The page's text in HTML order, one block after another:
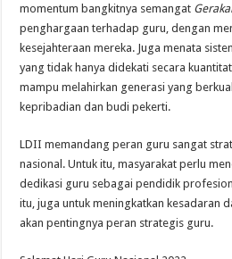
momentum bangkitnya semangat
penghargaan terhadap guru, dengan
kesejahteraan mereka. Juga menata
yang tidak hanya didekati secara
mampu melahirkan generasi yang
kepribadian dan budi pekerti.
LDII memandang peran guru sangat
nasional. Untuk itu, masyarakat perlu
dedikasi guru sebagai pendidik
itu, juga untuk meningkatkan kesadaran
akan pentingnya peran strategis guru.